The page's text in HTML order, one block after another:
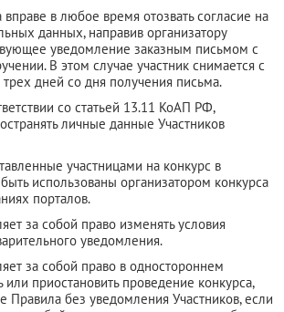
вправе в любое время отозвать согласие на
данных, направив организатору
уведомление заказным письмом с
В этом случае участник снимается с
трех дней со дня получения письма.
со статьей 13.11 КоАП РФ,
личные данные Участников
участницами на конкурс в
использованы организатором конкурса
порталов.
за собой право изменять условия
уведомления.
за собой право в одностороннем
или приостановить проведение конкурса,
Правила без уведомления Участников, если